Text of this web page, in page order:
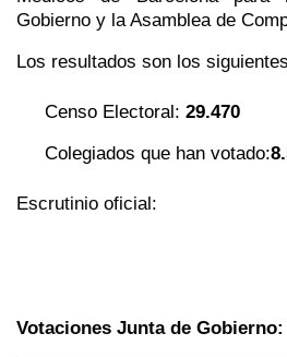
Gobierno y la Asamblea de
Los resultados son los
Censo Electoral: 29.470
Colegiados que han votado:
Escrutinio oficial:
Votaciones Junta de Gobierno: